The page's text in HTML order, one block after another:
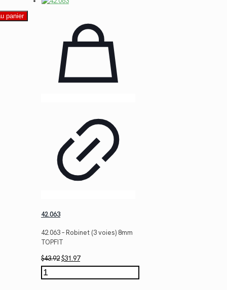
panier
42.063
42.063 – Robinet (3 voies) 8mm
TOPFIT
$43.92Le
prix
initial
$31.97Le
prix
actuel
quantité
de